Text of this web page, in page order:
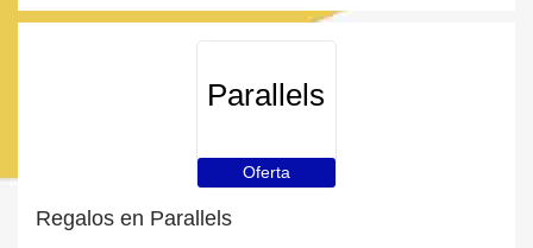
Parallels
Oferta
Regalos en Parallels